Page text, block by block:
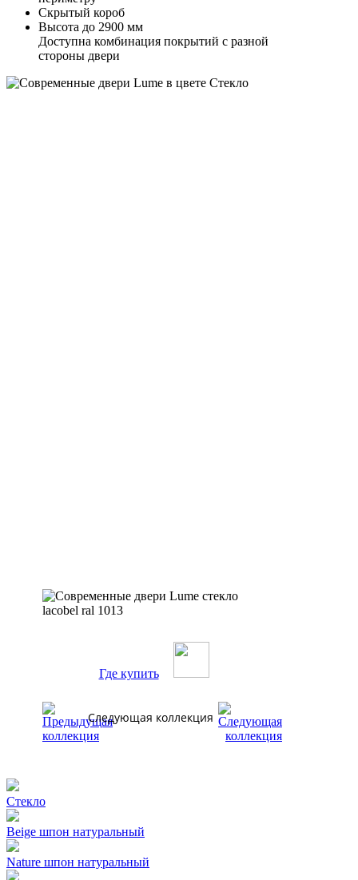
Скрытый короб
Высота до 2900 мм
Доступна комбинация покрытий с разной
стороны двери
Где купить
Следующая коллекция
Стекло
Beige шпон натуральный
Nature шпон натуральный